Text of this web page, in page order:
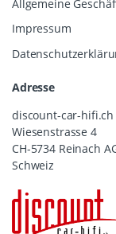
Allgemeine
Impressum
Adresse
discount-car-hifi.ch
Wiesenstrasse 4
CH-5734 Reinach
Schweiz